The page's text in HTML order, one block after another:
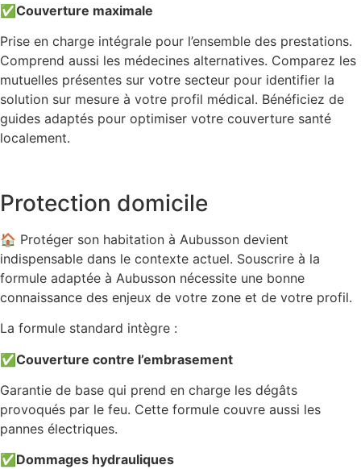
✅Couverture maximale
Prise en charge intégrale pour l’ensemble des prestations.
Comprend aussi les médecines alternatives. Comparez les
mutuelles présentes sur votre secteur pour identifier la
solution sur mesure à votre profil médical. Bénéficiez de
guides adaptés pour optimiser votre couverture santé
localement.
Protection domicile
🏠 Protéger son habitation à Aubusson devient
indispensable dans le contexte actuel. Souscrire à la
formule adaptée à Aubusson nécessite une bonne
connaissance des enjeux de votre zone et de votre profil.
La formule standard intègre :
✅Couverture contre l’embrasement
Garantie de base qui prend en charge les dégâts
provoqués par le feu. Cette formule couvre aussi les
pannes électriques.
✅ Dommages hydrauliques